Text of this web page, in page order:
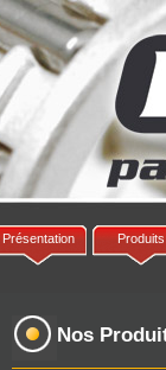
Présentation Produits
Nos